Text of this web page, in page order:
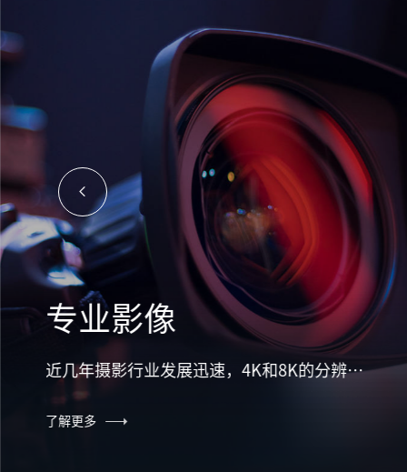
医疗成像
在医疗成像及相关学科的研究中，数字成像技术已被广泛地应用。通过成像设备，医生可以通过观察人体外部或内部特征来诊断疾病。为了减缓病人在诊疗过程中受到的不适和为医生提供准确的图像数据，需要仪器能够快速、精准地输出具有足够细节的图像。
了解更多